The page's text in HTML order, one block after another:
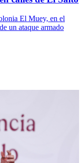
El Muey, en el
un ataque armado